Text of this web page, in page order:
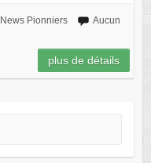
News Pionniers
Aucun
plus de détails